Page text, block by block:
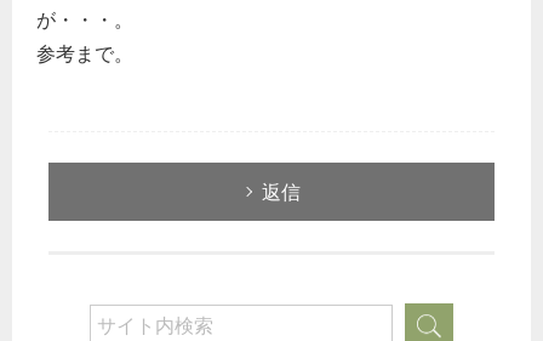
が・・・。
参考まで。
返信